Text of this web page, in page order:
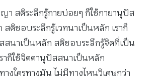
า สติระลึกรู้กายบ่อยๆ ก็ใช้กายานุปัส
ติชอบระลึกรู้เวทนาเป็นหลัก เราก็
สนาเป็นหลัก สติชอบระลึกรู้จิตที่เป็น
าก็ใช้จิตตานุปัสสนาเป็นหลัก
ทางใครทางมัน ไม่มีทางไหนวิเศษกว่า